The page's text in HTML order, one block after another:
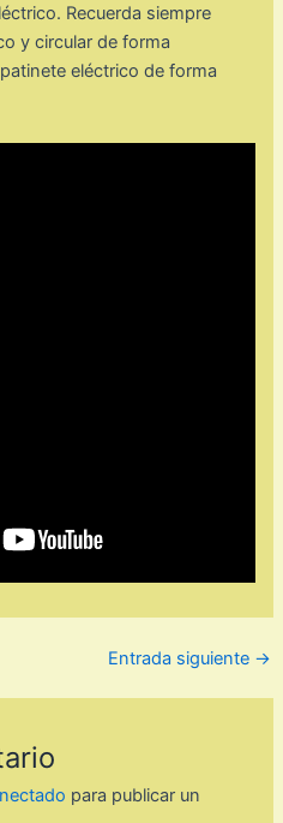
Recuerda siempre
y circular de forma
eléctrico de forma
Entrada siguiente →
para publicar un